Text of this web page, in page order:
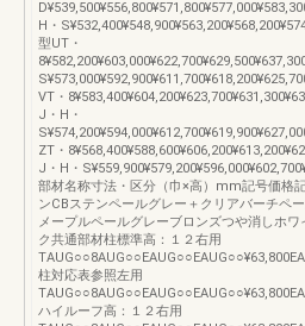
H・
型UT・
VT・
J・H・
ZT・
J・H・
部材名称寸法・区分（巾×高）mm記号価格
ンCBステンペールグレー＋クリアバーチペ
メープルペールグレーブロンズつや消しホワ
ク共通部材柱標準高：１２右用
柱対応表参照左用
ハイルーフ高：１２右用